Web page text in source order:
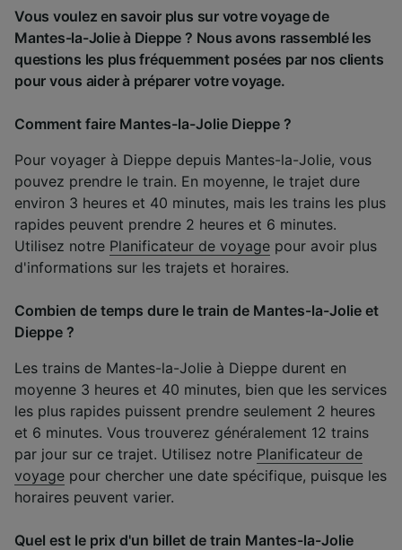
Vous voulez en savoir plus sur votre voyage de
Mantes-la-Jolie à Dieppe ? Nous avons rassemblé les
questions les plus fréquemment posées par nos clients
pour vous aider à préparer votre voyage.
Comment faire Mantes-la-Jolie Dieppe ?
Pour voyager à Dieppe depuis Mantes-la-Jolie, vous
pouvez prendre le train. En moyenne, le trajet dure
environ 3 heures et 40 minutes, mais les trains les plus
rapides peuvent prendre 2 heures et 6 minutes.
Utilisez notre Planificateur de voyage pour avoir plus
d'informations sur les trajets et horaires.
Combien de temps dure le train de Mantes-la-Jolie et
Dieppe ?
Les trains de Mantes-la-Jolie à Dieppe durent en
moyenne 3 heures et 40 minutes, bien que les services
les plus rapides puissent prendre seulement 2 heures
et 6 minutes. Vous trouverez généralement 12 trains
par jour sur ce trajet. Utilisez notre Planificateur de
voyage pour chercher une date spécifique, puisque les
horaires peuvent varier.
Quel est le prix d'un billet de train Mantes-la-Jolie